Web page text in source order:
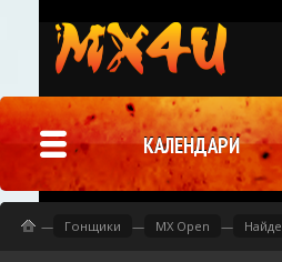
— Гонщики — MX Open —
КАЛЕНДАРИ